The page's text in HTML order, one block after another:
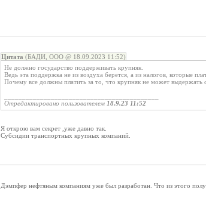
Цитата (БАДИ, ООО @ 18.09.2023 11:52)
Не должно государство поддерживать крупняк.
Ведь эта поддержка не из воздуха берется, а из налогов, которые
Почему все должны платить за то, что крупняк не может выдержать
Отредактировано пользователем 18.9.23 11:52
Я открою вам секрет ,уже давно так.
Субсидии транспортных крупных компаний.
Дэмпфер нефтяным компаниям уже был разработан. Что из этого